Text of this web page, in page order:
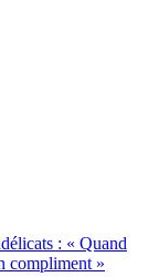
: « Quand
compliment »